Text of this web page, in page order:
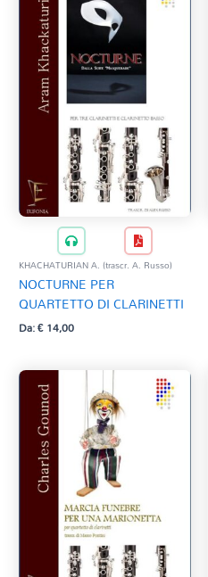
KHACHATURIAN A. (trascr. A. Russo)
NOCTURNE PER
QUARTETTO DI CLARINETTI
Da:€14,00